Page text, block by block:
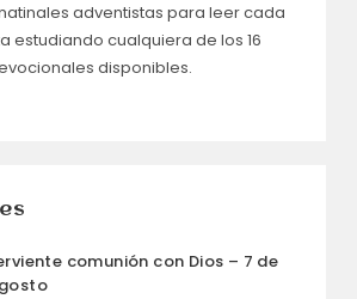
adventistas para leer cada
estudiando cualquiera de los 16
disponibles.
comunión con Dios – 7 de